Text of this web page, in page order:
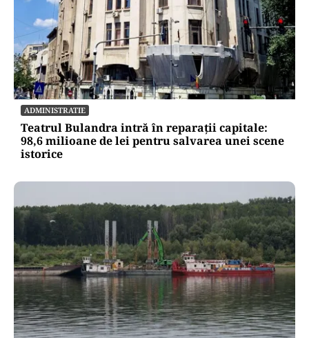
ADMINISTRATIE
Teatrul Bulandra intră în reparații capitale:
98,6 milioane de lei pentru salvarea unei scene
istorice